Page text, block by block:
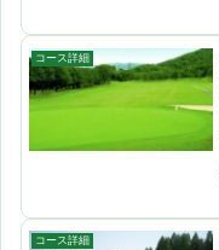
コース詳細
コース詳細